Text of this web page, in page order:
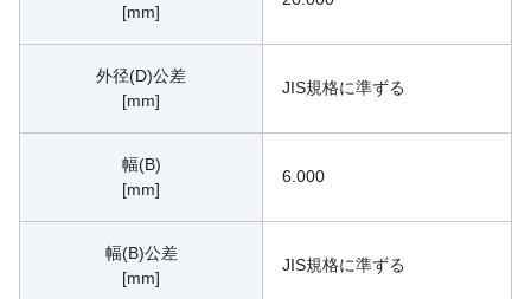
[mm]
外径(D)公差
[mm]
JIS規格に準ずる
幅(B)
[mm]
6.000
幅(B)公差
[mm]
JIS規格に準ずる